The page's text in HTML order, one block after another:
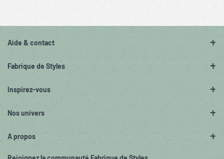
Aide & contact
Fabrique de Styles
Inspirez-vous
Nos univers
A propos